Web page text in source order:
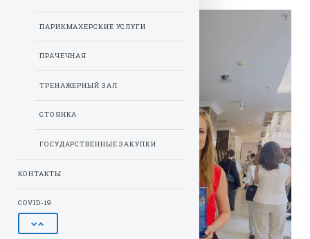
ПАРИКМАХЕРСКИЕ УСЛУГИ
ПРАЧЕЧНАЯ
ТРЕНАЖЕРНЫЙ ЗАЛ
СТОЯНКА
ГОСУДАРСТВЕННЫЕ ЗАКУПКИ
КОНТАКТЫ
COVID-19